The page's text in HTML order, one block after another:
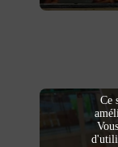
Ce